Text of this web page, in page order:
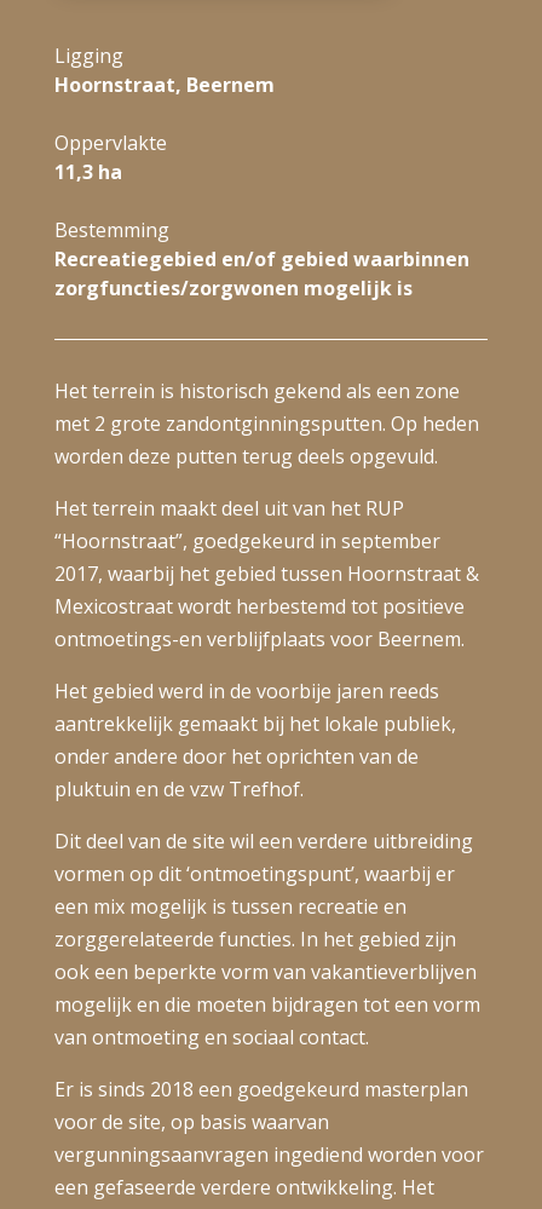
Ligging
Hoornstraat, Beernem
Oppervlakte
11,3 ha
Bestemming
Recreatiegebied en/of gebied waarbinnen
zorgfuncties/zorgwonen mogelijk is
Het terrein is historisch gekend als een zone
met 2 grote zandontginningsputten. Op heden
worden deze putten terug deels opgevuld.
Het terrein maakt deel uit van het RUP
“Hoornstraat”, goedgekeurd in september
2017, waarbij het gebied tussen Hoornstraat &
Mexicostraat wordt herbestemd tot positieve
ontmoetings-en verblijfplaats voor Beernem.
Het gebied werd in de voorbije jaren reeds
aantrekkelijk gemaakt bij het lokale publiek,
onder andere door het oprichten van de
pluktuin en de vzw Trefhof.
Dit deel van de site wil een verdere uitbreiding
vormen op dit ‘ontmoetingspunt’, waarbij er
een mix mogelijk is tussen recreatie en
zorggerelateerde functies. In het gebied zijn
ook een beperkte vorm van vakantieverblijven
mogelijk en die moeten bijdragen tot een vorm
van ontmoeting en sociaal contact.
Er is sinds 2018 een goedgekeurd masterplan
voor de site, op basis waarvan
vergunningsaanvragen ingediend worden voor
een gefaseerde verdere ontwikkeling. Het